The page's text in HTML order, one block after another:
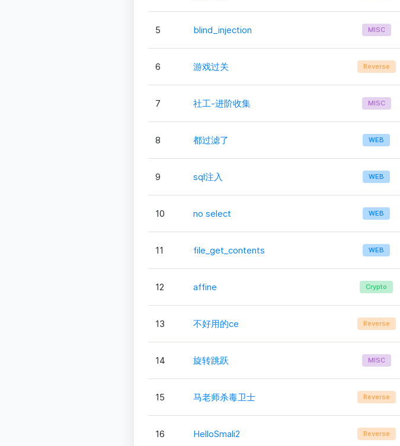
5 blind_injection MISC
6 游戏过关 Reverse
7 社工-进阶收集 MISC
8 都过滤了 WEB
9 sql注入 WEB
10 no select WEB
11 file_get_contents WEB
12 affine Crypto
13 不好用的ce Reverse
14 旋转跳跃 MISC
15 马老师杀毒卫士 Reverse
16 HelloSmali2 Reverse